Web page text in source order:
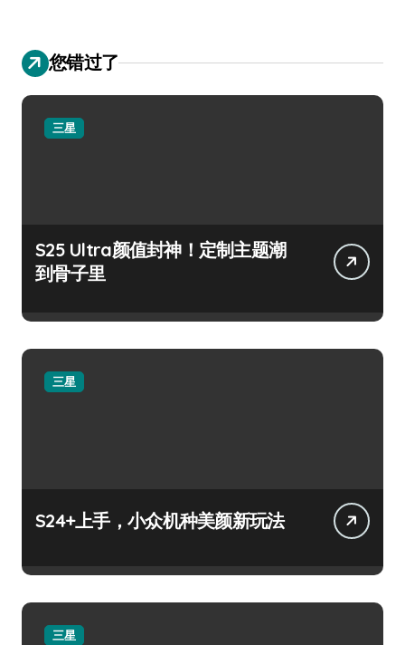
您错过了
三星
S25 Ultra颜值封神！定制主题潮
到骨子里
三星
S24+上手，小众机种美颜新玩法
三星